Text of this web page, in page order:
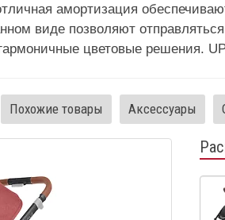
амортизация
виде позволяют
цветовые решения.
Похожие товары Аксессуары